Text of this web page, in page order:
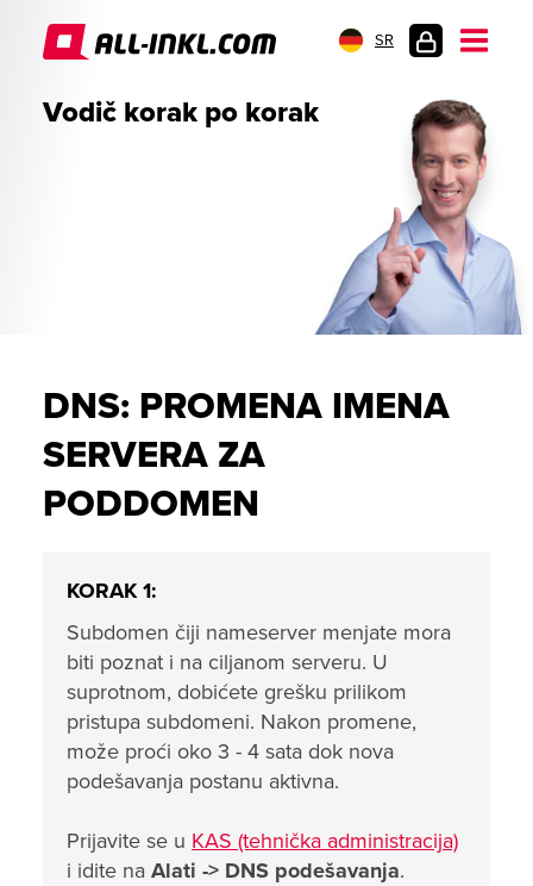
SR
Vodič korak po korak
DNS: PROMENA IMENA
SERVERA ZA
PODDOMEN
KORAK 1:
Subdomen čiji nameserver menjate mora
biti poznat i na ciljanom serveru. U
suprotnom, dobićete grešku prilikom
pristupa subdomeni. Nakon promene,
može proći oko 3 - 4 sata dok nova
podešavanja postanu aktivna.
Prijavite se u KAS (tehnička administracija)
i idite na Alati -> DNS podešavanja.